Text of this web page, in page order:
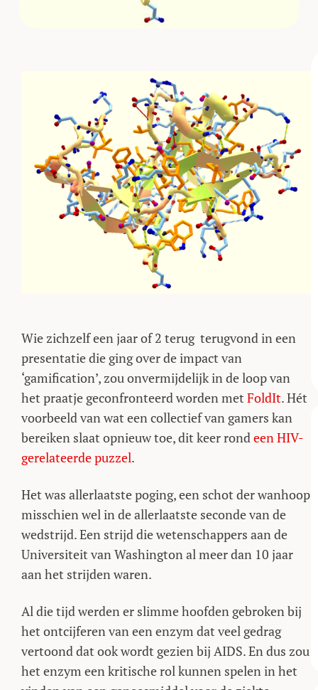
Wie zichzelf een jaar of 2 terug terugvond in een
presentatie die ging over de impact van
‘gamification’, zou onvermijdelijk in de loop van
het praatje geconfronteerd worden met FoldIt. Hét
voorbeeld van wat een collectief van gamers kan
bereiken slaat opnieuw toe, dit keer rond een HIV-
gerelateerde puzzel.
Het was allerlaatste poging, een schot der wanhoop
misschien wel in de allerlaatste seconde van de
wedstrijd. Een strijd die wetenschappers aan de
Universiteit van Washington al meer dan 10 jaar
aan het strijden waren.
Al die tijd werden er slimme hoofden gebroken bij
het ontcijferen van een enzym dat veel gedrag
vertoond dat ook wordt gezien bij AIDS. En dus zou
het enzym een kritische rol kunnen spelen in het